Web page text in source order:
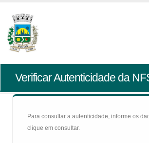
Verificar Autenticidade da
Para consultar a autenticidade, informe os
clique em consultar.